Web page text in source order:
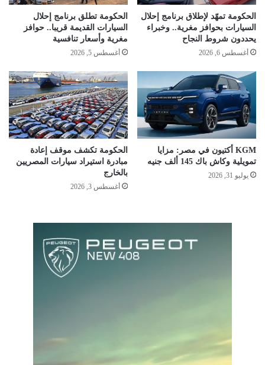
الحكومة تمهّد لإطلاق برنامج إحلال
السيارات بحوافز مغرية.. وخبراء
يحددون شروط النجاح
أغسطس 6, 2026
الحكومة تطلق برنامج إحلال
السيارات القديمة قريبا.. حوافز
مغرية وأسعار تنافسية
أغسطس 5, 2026
KGM أكتيون في مصر: مزايا
تمويلية وكاش باك 145 ألف جنيه
يوليو 31, 2026
الحكومة تكشف موقف إعادة
مبادرة استيراد سيارات المصريين
بالخارج
أغسطس 3, 2026